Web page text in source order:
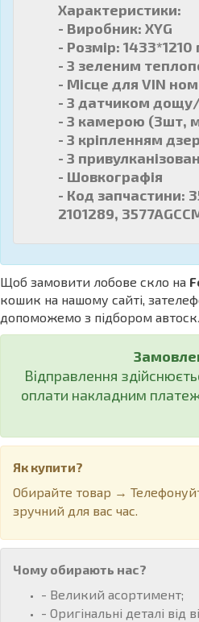
Характеристики:
- Виробник: XYG
- Розмір:
- З зеленим
- Місце для VIN
- З датчиком дощу/
- З камерою (3шт,
- З кріпленням
- З
- Шовкографія
- Код запчастини:
2101289,
Щоб замовити лобове скло на
кошик на нашому сайті,
допоможемо з підбором
Відправлення
оплати накладним
Як купити?
Обирайте товар →
зручний для вас час.
Чому обирають нас?
- Великий асортимент;
- Оригінальні деталі від